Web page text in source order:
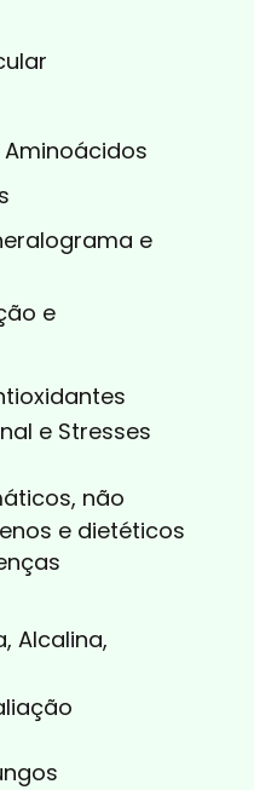
Aminoácidos
e
e
e Stresses
não
e dietéticos
Alcalina,